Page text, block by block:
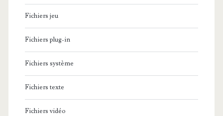
Fichiers jeu
Fichiers plug-in
Fichiers système
Fichiers texte
Fichiers vidéo